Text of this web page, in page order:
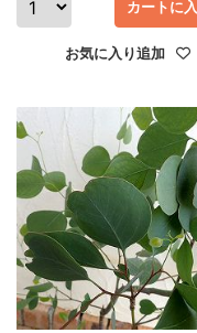
お気に入り追加
カートに